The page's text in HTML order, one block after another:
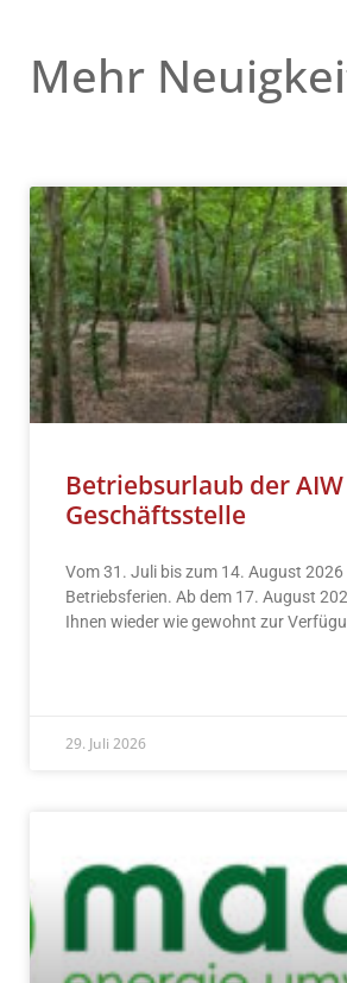
Mehr
Betriebsurlaub der AIW
Geschäftsstelle
Vom 31. Juli bis zum 14. August
Betriebsferien. Ab dem 17. August
Ihnen wieder wie gewohnt zur
29. Juli 2026